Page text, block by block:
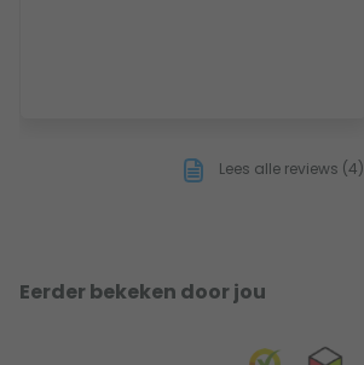
Lees alle reviews (4)
Eerder bekeken door jou